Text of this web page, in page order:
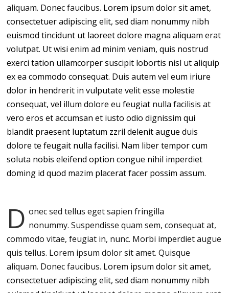
aliquam. Donec faucibus. Lorem ipsum dolor sit amet,
consectetuer adipiscing elit, sed diam nonummy nibh
euismod tincidunt ut laoreet dolore magna aliquam erat
volutpat. Ut wisi enim ad minim veniam, quis nostrud
exerci tation ullamcorper suscipit lobortis nisl ut aliquip
ex ea commodo consequat. Duis autem vel eum iriure
dolor in hendrerit in vulputate velit esse molestie
consequat, vel illum dolore eu feugiat nulla facilisis at
vero eros et accumsan et iusto odio dignissim qui
blandit praesent luptatum zzril delenit augue duis
dolore te feugait nulla facilisi. Nam liber tempor cum
soluta nobis eleifend option congue nihil imperdiet
doming id quod mazim placerat facer possim assum.
D onec sed tellus eget sapien fringilla
nonummy.Suspendisse quam sem, consequat at,
commodo vitae, feugiat in, nunc. Morbi imperdiet augue
quis tellus. Lorem ipsum dolor sit amet. Quisque
aliquam. Donec faucibus. Lorem ipsum dolor sit amet,
consectetuer adipiscing elit, sed diam nonummy nibh